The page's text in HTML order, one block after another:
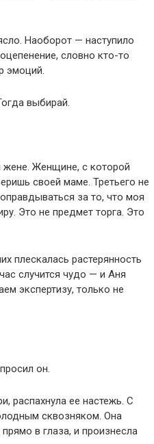
Наоборот — наступило
словно кто-то
эмоций.
выбирай.
Женщине, с которой
своей маме. Третьего не
за то, что моя
Это не предмет торга. Это
плескалась растерянность
случится чудо — и Аня
экспертизу, только не
он.
распахнула ее настежь. С
сквозняком. Она
в глаза, и произнесла